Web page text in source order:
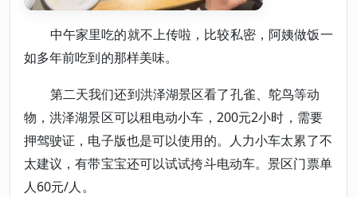
中午家里吃的就不上传啦，比较私密，阿姨做饭一
如多年前吃到的那样美味。
第二天我们还到洪泽湖景区看了孔雀、鸵鸟等动
物，洪泽湖景区可以租电动小车，200元2小时，需要
押驾驶证，电子版也是可以使用的。人力小车太累了不
太建议，有带宝宝还可以试试挎斗电动车。景区门票单
人60元/人。